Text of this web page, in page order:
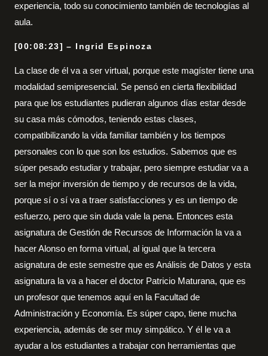
experiencia, todo su conocimiento también de tecnologías al
aula.
[00:08:23] – Ingrid Espinoza
La clase de él va a ser virtual, porque este magíster tiene una
modalidad semipresencial. Se pensó en cierta flexibilidad
para que los estudiantes pudieran algunos días estar desde
su casa más cómodos, teniendo estas clases,
compatibilizando la vida familiar también y los tiempos
personales con lo que son los estudios. Sabemos que es
súper pesado estudiar y trabajar, pero siempre estudiar va a
ser la mejor inversión de tiempo y de recursos de la vida,
porque sí o sí va a traer satisfacciones y es un tiempo de
esfuerzo, pero que sin duda vale la pena. Entonces esta
asignatura de Gestión de Recursos de Información la va a
hacer Alonso en forma virtual, al igual que la tercera
asignatura de este semestre que es Análisis de Datos y esta
asignatura la va a hacer el doctor Patricio Maturana, que es
un profesor que tenemos aquí en la Facultad de
Administración y Economía. Es súper capo, tiene mucha
experiencia, además de ser muy simpático. Y él le va a
ayudar a los estudiantes a trabajar con herramientas que